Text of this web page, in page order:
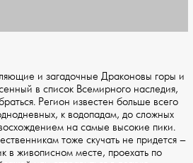
и загадочные Драконовы горы и
в список Всемирного наследия,
Регион известен больше всего
к водопадам, до сложных
на самые высокие пики.
тоже скучать не придется –
в живописном месте, проехать по